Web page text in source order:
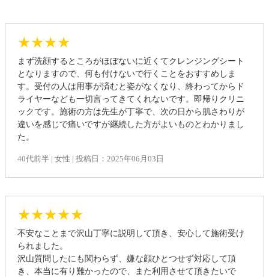
★★★★
まず洗顔するところがほぼないに近くてクレンジングシート
となりますので、何も付けないで行くことをおすすめしま
す。受付の人は用事が済むと姿がなくなり、終わってからド
ライヤーなども一切言ってきてくれないです。即帰りクリニ
ックです。施術の方は先生が丁寧で、次の日から肌さわりが
違いを感じで痛いですが継続した方がよいものとわかりまし
た。
40代前半 | 女性 | 投稿日：2025年06月03日
★★★★★
不安なことまで沢山丁寧に説明して頂き、安心して施術受け
られました。
沢山質問したにも関わらず、嫌な顔ひとつせず対応して頂
き、本当に有り難かったので、また利用させて頂きたいで